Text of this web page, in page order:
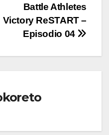
Battle Athletes
Victory ReSTART –
Episodio 04